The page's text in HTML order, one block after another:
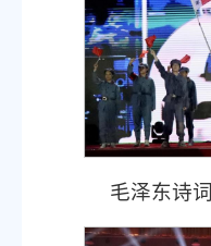
毛泽东诗